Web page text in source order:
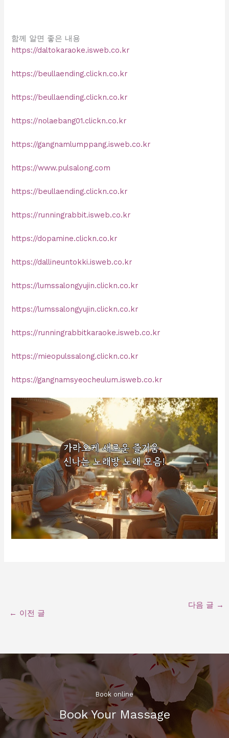
함께 알면 좋은 내용
https://daltokaraoke.isweb.co.kr
https://beullaending.clickn.co.kr
https://beullaending.clickn.co.kr
https://nolaebang01.clickn.co.kr
https://gangnamlumppang.isweb.co.kr
https://www.pulsalong.com
https://beullaending.clickn.co.kr
https://runningrabbit.isweb.co.kr
https://dopamine.clickn.co.kr
https://dallineuntokki.isweb.co.kr
https://lumssalongyujin.clickn.co.kr
https://lumssalongyujin.clickn.co.kr
https://runningrabbitkaraoke.isweb.co.kr
https://mieopulssalong.clickn.co.kr
https://gangnamsyeocheulum.isweb.co.kr
← 이전 글
다음 글 →
Book online​
Book Your Massage​